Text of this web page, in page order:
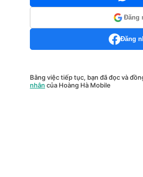
Đăng
Đăng
Bằng việc tiếp tục, bạn đã đọc và
nhân của Hoàng Hà Mobile